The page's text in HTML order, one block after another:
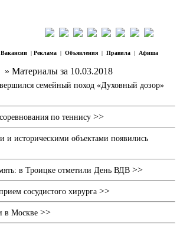
Вакансии | Реклама | Объявления | Правила | Афиша
» Материалы за 10.03.2018
семейный поход «Духовный дозор»
по теннису >>
и историческими объектами появились
в Троицке отметили День ВДВ >>
сосудистого хирурга >>
в Москве >>